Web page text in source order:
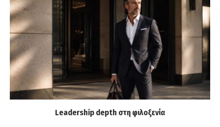
Leadership depth στη φιλοξενία